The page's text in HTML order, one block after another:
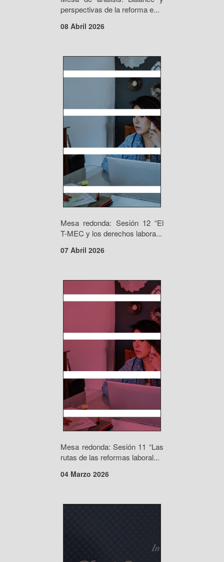
perspectivas de la reforma e...
08 Abril 2026
Mesa redonda: Sesión 12 “El
T-MEC y los derechos labora...
07 Abril 2026
Mesa redonda: Sesión 11 “Las
rutas de las reformas laboral...
04 Marzo 2026